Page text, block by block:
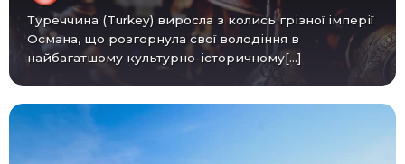
Туреччина (Turkey) виросла з колись грізної імперії
Османа, що розгорнула свої володіння в
найбагатшому культурно-історичному[...]